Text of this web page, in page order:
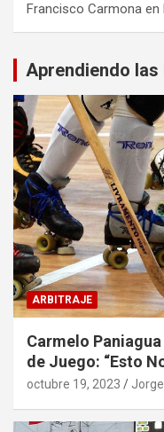
Francisco Carmona en
Aprendiendo
ARBITRAJE
Carmelo
de Juego: “Esto
octubre 19, 2023